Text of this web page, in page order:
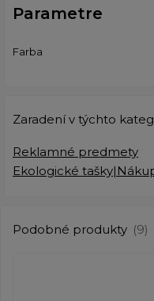
Parametre
Farba
Zaradení v týchto
Reklamné predmety
Ekologické
Podobné produkty (9)